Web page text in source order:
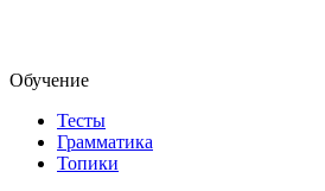
Обучение
Тесты
Грамматика
Топики